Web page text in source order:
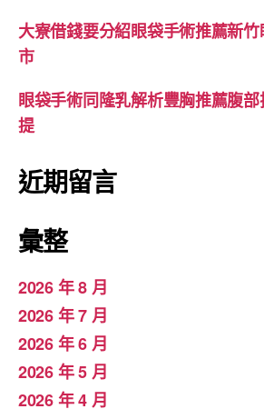
大寮借錢要分紹眼袋手術推薦新
市
眼袋手術同隆乳解析豐胸推薦腹
提
近期留言
彙整
2026 年 8 月
2026 年 7 月
2026 年 6 月
2026 年 5 月
2026 年 4 月